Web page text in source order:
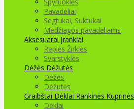
Pavadėliai
Segtukai, Suktukai
Medžiagos pavadėliams
Aksesuarai Įrankiai
Replės Žirklės
Svarstyklės
Dėžės Dėžutės
Dėžės
Dėžutės
Graibštai Dėklai Rankinės Kuprinės
Dėklai